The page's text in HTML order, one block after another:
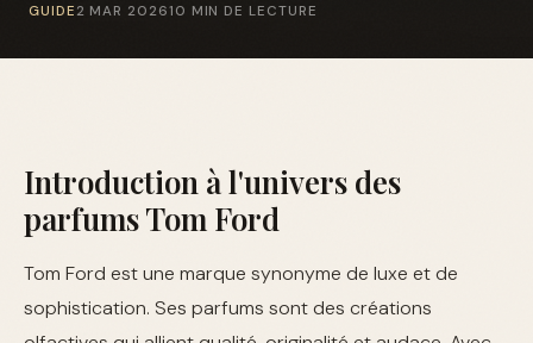
GUIDE 2 MAR 202610 MIN DE LECTURE
Introduction à l'univers des
parfums Tom Ford
Tom Ford est une marque synonyme de luxe et de
sophistication. Ses parfums sont des créations